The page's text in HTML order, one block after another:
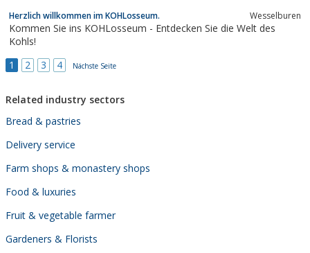
Herzlich willkommen im KOHLosseum. Wesselburen
Kommen Sie ins KOHLosseum - Entdecken Sie die Welt des
Kohls!
1
2 3 4 Nächste Seite
Related industry sectors
Bread & pastries
Delivery service
Farm shops & monastery shops
Food & luxuries
Fruit & vegetable farmer
Gardeners & Florists